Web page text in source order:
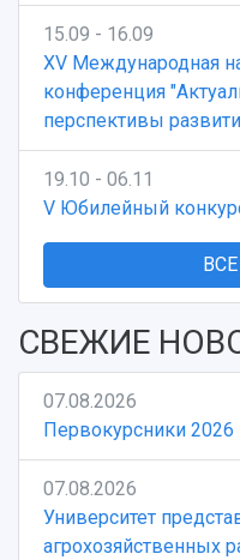
15.09 - 16.09
XV Международная
конференция
перспективы
19.10 - 06.11
V Юбилейный
СВЕЖИЕ
07.08.2026
Первокурсники 2026
07.08.2026
Университет
агрохозяйственных